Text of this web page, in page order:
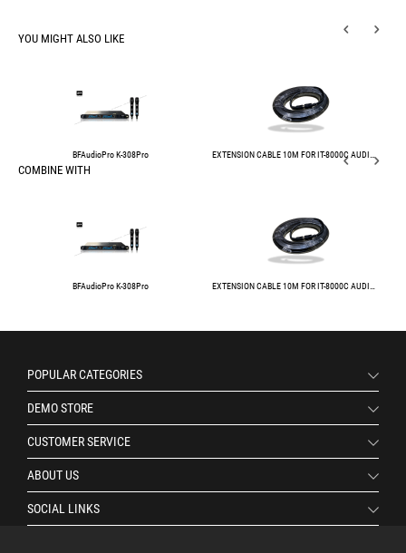
YOU MIGHT ALSO LIKE
BFAudioPro K-308Pro
COMBINE WITH
BFAudioPro K-308Pro
POPULAR CATEGORIES
DEMO STORE
CUSTOMER SERVICE
ABOUT US
SOCIAL LINKS